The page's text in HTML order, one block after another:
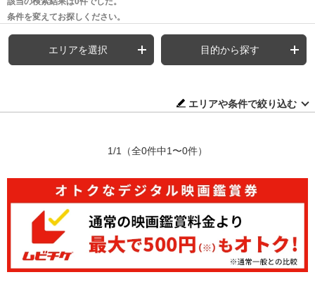
条件を変えてお探しください。
エリアを選択 目的から探す
エリアや条件で絞り込む
1/1 （全0件中1〜0件）